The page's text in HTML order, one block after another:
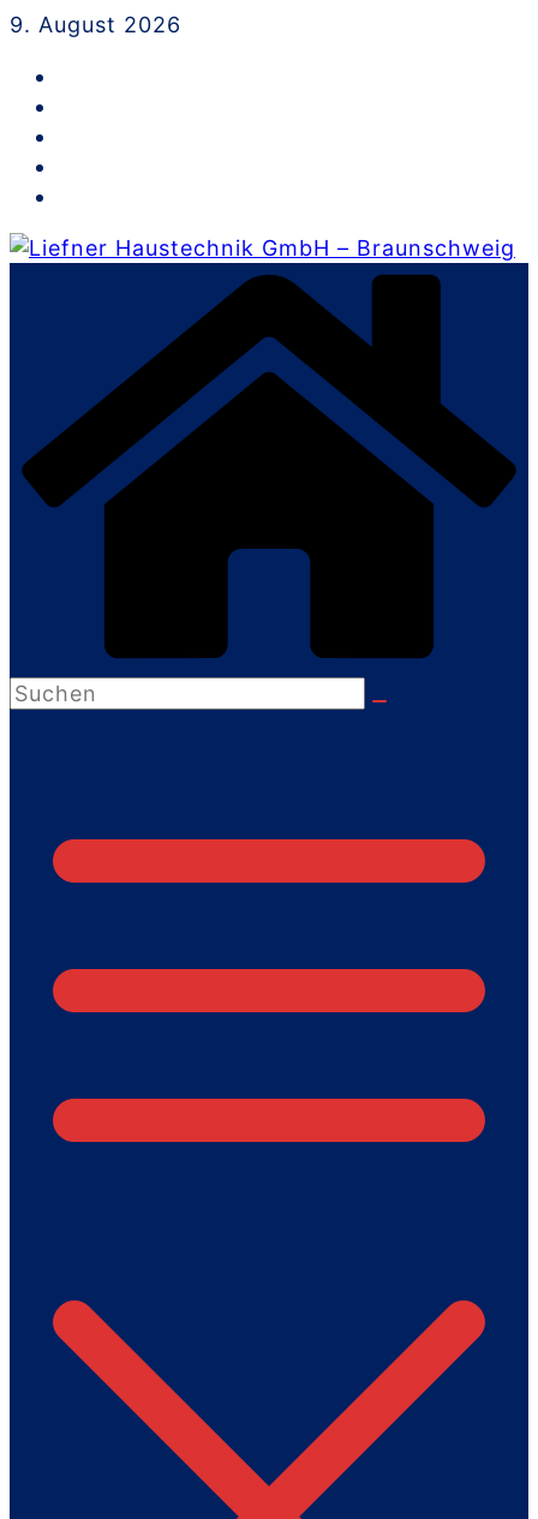
Skip
content
9. August 2026